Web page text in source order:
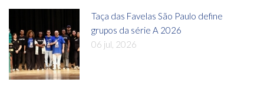
Taça das Favelas São Paulo define
grupos da série A 2026
06 jul, 2026